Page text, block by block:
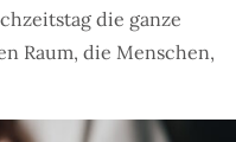
die ganze
Raum, die Menschen,